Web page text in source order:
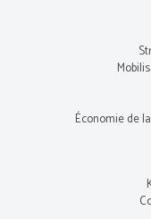
Économie de